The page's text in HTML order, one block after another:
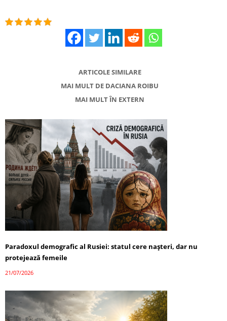
ARTICOLE SIMILARE
MAI MULT DE DACIANA ROIBU
MAI MULT ÎN EXTERN
Paradoxul demografic al Rusiei: statul cere nașteri, dar nu
protejează femeile
21/07/2026